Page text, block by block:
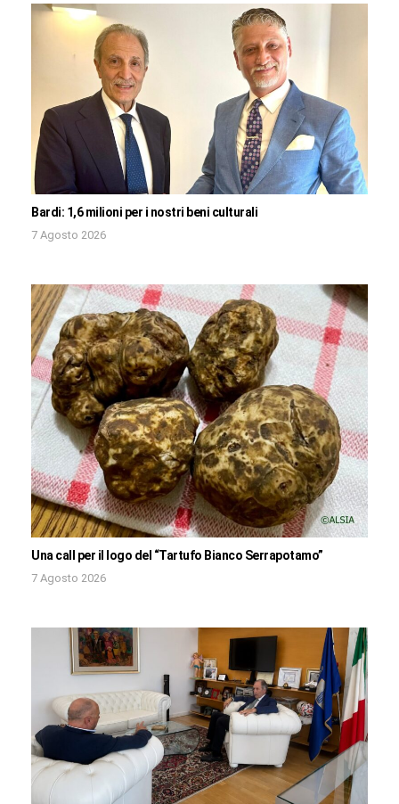
Bardi: 1,6 milioni per i nostri beni culturali
7 Agosto 2026
Una call per il logo del “Tartufo Bianco Serrapotamo”
7 Agosto 2026